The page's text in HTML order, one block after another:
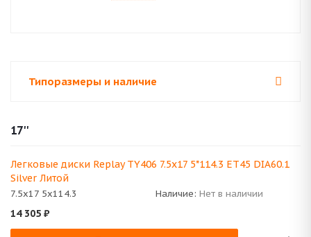
Типоразмеры и наличие
17''
Легковые диски Replay TY406 7.5x17 5*114.3 ET45 DIA60.1
Silver Литой
7.5x17 5x114.3 Наличие: Нет в наличии
14 305 ₽